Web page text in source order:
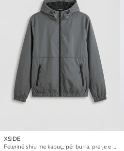
XSIDE
Pelerinë shiu me kapuç, për burra, prerje e rregullt